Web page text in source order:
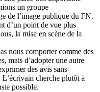
un groupe
de l’image publique du FN.
d’un point de vue plus
la mise en scène de la
nous comporter comme des
mais d’adopter une autre
des avis sans
cherche plutôt à
possible.